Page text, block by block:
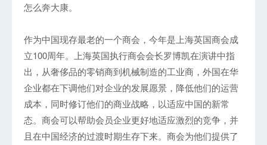
怎么奔大康。
作为中国现存最老的一个商会，今年是上海英国商会成
立100周年。上海英国执行商会会长罗博凯在演讲中指
出，从奢侈品的零销商到机械制造的工业商，外国在华
企业都在下调他们对企业的发展愿景，降低他们的运营
成本，同时修订他们的商业战略，以适应中国的新常
态。商会可以帮助会员企业更好地适应激烈的竞争，并
且在中国经济的过渡时期生存下来。商会为他们提供了